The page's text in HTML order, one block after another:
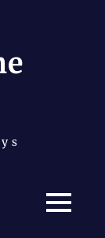
MENÜ